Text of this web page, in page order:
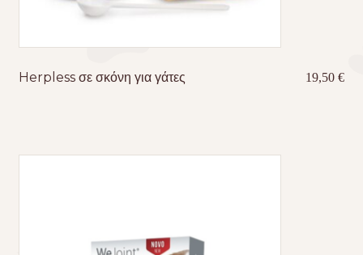
Herpless σε σκόνη για γάτες 19,50€